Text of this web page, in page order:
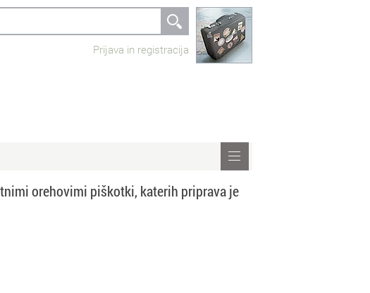
Prijava in registracija
orehovimi piškotki, katerih priprava je